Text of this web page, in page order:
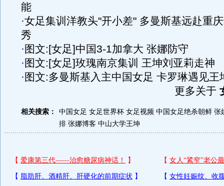
能
·女足集训洋教头"开小差" 多曼斯基远赴重
秀
· 图文:[女足]中国3-1加拿大 张娜防守
· 图文:[女足]玫瑰南京集训 王坤刘亚莉走神
· 图文:多曼斯基入主中国女足 卡罗琳遇见王
更多关于
相关搜索： 中国女足 女足世界杯 女足视频 中国女足绝杀朝鲜 张
排 张娜博客 中山大学王坤